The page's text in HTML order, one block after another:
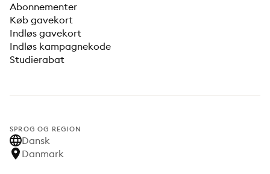
Abonnementer
Køb gavekort
Indløs gavekort
Indløs kampagnekode
Studierabat
SPROG OG REGION
Dansk
Danmark